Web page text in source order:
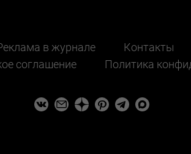
в журнале Контакты
соглашение
Политика